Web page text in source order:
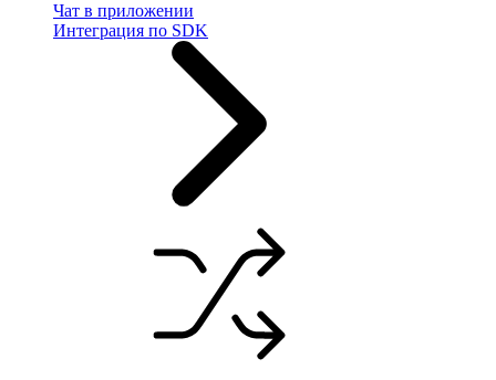
Чат в приложении
Интеграция по SDK